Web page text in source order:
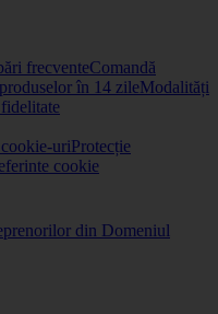
frecventeComandă
în 14 zileModalități
uriProtecție
cookie